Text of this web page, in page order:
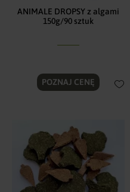
ANIMALE DROPSY z algami
150g/90 sztuk
POZNAJ CENĘ